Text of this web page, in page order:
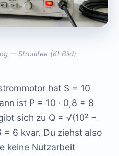
— Stromfee (KI-Bild)
hat S = 10
ist P = 10 · 0,8 = 8
sich zu Q = √(10² −
6 kvar. Du ziehst also
keine Nutzarbeit